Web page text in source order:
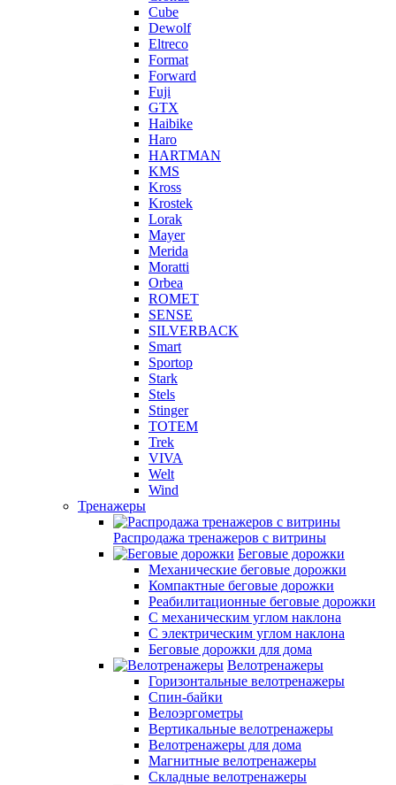
Cube
Dewolf
Eltreco
Format
Forward
Fuji
GTX
Haibike
Haro
HARTMAN
KMS
Kross
Krostek
Lorak
Mayer
Merida
Moratti
Orbea
ROMET
SENSE
SILVERBACK
Smart
Sportop
Stark
Stels
Stinger
TOTEM
Trek
VIVA
Welt
Wind
Тренажеры
Распродажа тренажеров с витрины
Беговые дорожки
Механические беговые дорожки
Компактные беговые дорожки
Реабилитационные беговые дорожки
С механическим углом наклона
С электрическим углом наклона
Беговые дорожки для дома
Велотренажеры
Горизонтальные велотренажеры
Спин-байки
Велоэргометры
Вертикальные велотренажеры
Велотренажеры для дома
Магнитные велотренажеры
Складные велотренажеры